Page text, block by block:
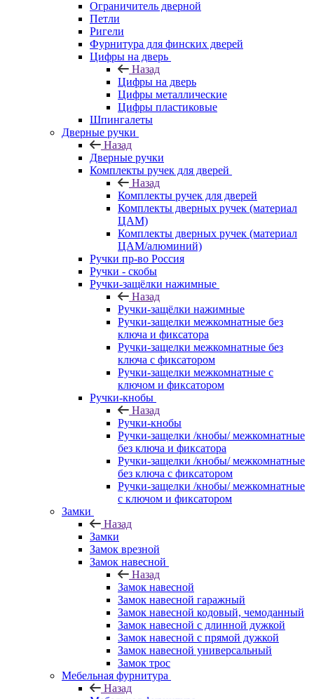
Ограничитель дверной
Петли
Ригели
Фурнитура для финских дверей
Цифры на дверь
Назад
Цифры на дверь
Цифры металлические
Цифры пластиковые
Шпингалеты
Дверные ручки
Назад
Дверные ручки
Комплекты ручек для дверей
Назад
Комплекты ручек для дверей
Комплекты дверных ручек (материал
ЦАМ)
Комплекты дверных ручек (материал
ЦАМ/алюминий)
Ручки пр-во Россия
Ручки - скобы
Ручки-защёлки нажимные
Назад
Ручки-защёлки нажимные
Ручки-защелки межкомнатные без
ключа и фиксатора
Ручки-защелки межкомнатные без
ключа с фиксатором
Ручки-защелки межкомнатные с
ключом и фиксатором
Ручки-кнобы
Назад
Ручки-кнобы
Ручки-защелки /кнобы/ межкомнатные
без ключа и фиксатора
Ручки-защелки /кнобы/ межкомнатные
без ключа с фиксатором
Ручки-защелки /кнобы/ межкомнатные
с ключом и фиксатором
Замки
Назад
Замки
Замок врезной
Замок навесной
Назад
Замок навесной
Замок навесной гаражный
Замок навесной кодовый, чемоданный
Замок навесной с длинной дужкой
Замок навесной с прямой дужкой
Замок навесной универсальный
Замок трос
Мебельная фурнитура
Назад